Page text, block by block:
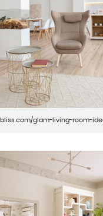
glam-living-room-